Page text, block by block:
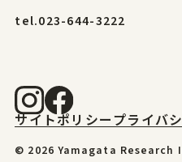
tel.023-644-3222
サイトポリシープライバ
© 2026 Yamagata